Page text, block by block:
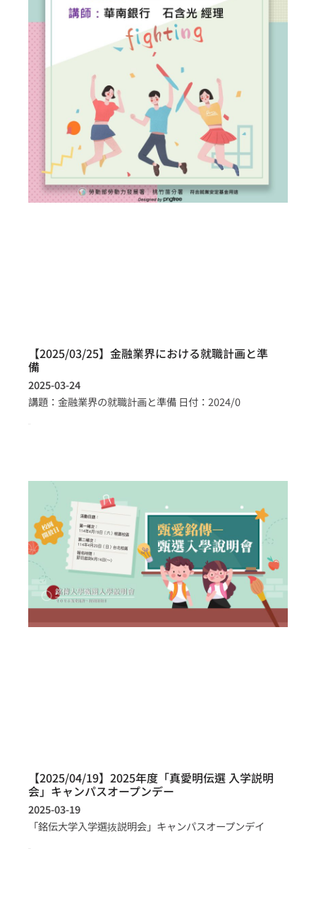
【2025/03/25】金融業界における就職計画と準
備
2025-03-24
講題：金融業界の就職計画と準備 日付：2024/0
【2025/04/19】2025年度「真愛明伝選 入学説明
会」キャンパスオープンデー
2025-03-19
「銘伝大学入学選抜説明会」キャンパスオープンデイ